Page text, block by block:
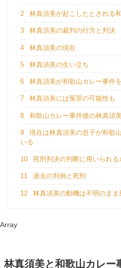
2 林真須美が起こしたとされる
3 林真須美の裁判の行方と判決
4 林真須美の現在
5 林真須美の生い立ち
6 林真須美が和歌山カレー事件
7 林真須美には冤罪の可能性も
8 和歌山カレー事件後の林真須
9
現在は林真須美の息子が和歌
いる
10 死刑判決の判断に用いられる
11 過去の判例と死刑
12 林真須美の動機は不明のま
Array
林真須美と和歌山カレー